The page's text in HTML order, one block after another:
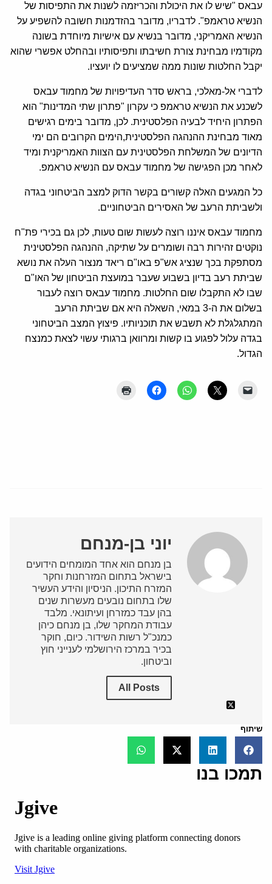
עבאס "שיש לו את היכולת והכריזמה לשנות את התפיסות של
הנשיא טראמפ". לדבריו, מדובר בהזדמנות חשובה להשפיע על
הנשיא האמריקני, מדובר בנשיא עם אישיות מיוחדת בשונה
מקודמיו מבחינת צורת חשיבתו ותפיסותיו ובהחלט אפשרי שהוא
יקבל החלטות שונות ממה שמציעים לו יועציו.
לדברי אל-מאלכי, בראש סדר העדיפויות של מחמוד עבאס
לשכנע את הנשיא טראמפ כי עקרון "פתרון שתי המדינות" הוא
הפתרון היחיד לבעיה הפלסטינית. לכן, מדובר בימים רגישים
מאוד מבחינת ההנהגה הפלסטינית,הימים הקרובים הם ימי
הדיונים של המשלחת הפלסטינית עם הצוות האמריקנית ומיד
לאחר מכן הפגישה של מחמוד עבאס עם הנשיא טראמפ.
כל המגעים האלה קשורים בקשר הדוק למצב הביטחוני בגדה
ולשביתת הרעב של האסירים הביטחוניים.
מחמוד עבאס איננו רוצה לעשות שום טעות, לכן גם בכירי פת"ח
נוקטים זהירות רבה ושומרים על שתיקה, ההנהגה הפלסטינית
מסתפקת בכך שנציג אש"פ באו"ם ריאד מנצור העלה את נושא
שביתת רעב בדיון בשבוע שעבר במועצת הביטחון של האו"ם
שבו לא התקבלו שום החלטות. מחמוד עבאס רוצה לעבור
בשלום את ה-3 במאי, השאלה היא אם שביתת הרעב
המתגלגלת לא תשבש את תוכניותיו. פיצוץ המצב הביטחוני
בגדה עלול לפגוע בו קשות ומרוואן ברגותי עשוי לצאת כמנצח
הגדול.
יוני בן-מנחם
בן מנחם הוא אחד המומחים הידועים
בישראל בתחום המזרחנות וחקר
המזרח התיכון. הניסיון והידע העשיר
שלו בתחום נובעים מעשרות שנים
בהן עבד כמזרחן ועיתונאי. מלבד
עבודת המחקר שלו, בן מנחם כיהן
כמנכ"ל רשות השידור. כיום, חוקר
בכיר במרכז הירושלמי לענייני חוץ
וביטחון.
All Posts
שיתוף
תמכו בנו